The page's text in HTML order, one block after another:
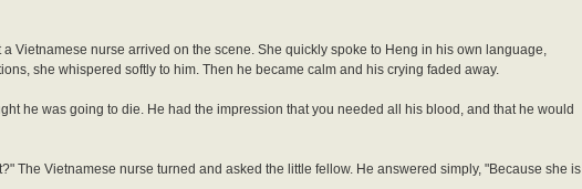
Vietnamese nurse arrived on the scene. She quickly spoke to Heng in his own language,
she whispered softly to him. Then he became calm and his crying faded away.
he was going to die. He had the impression that you needed all his blood, and that he would
The Vietnamese nurse turned and asked the little fellow. He answered simply, "Because she is